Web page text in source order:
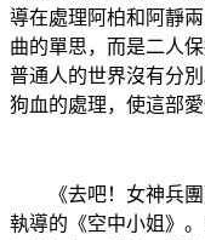
導在處理阿柏和阿靜
曲的單思，而是二人
普通人的世界沒有分
狗血的處理，使這部
《去吧！女神兵團
執導的《空中小姐》